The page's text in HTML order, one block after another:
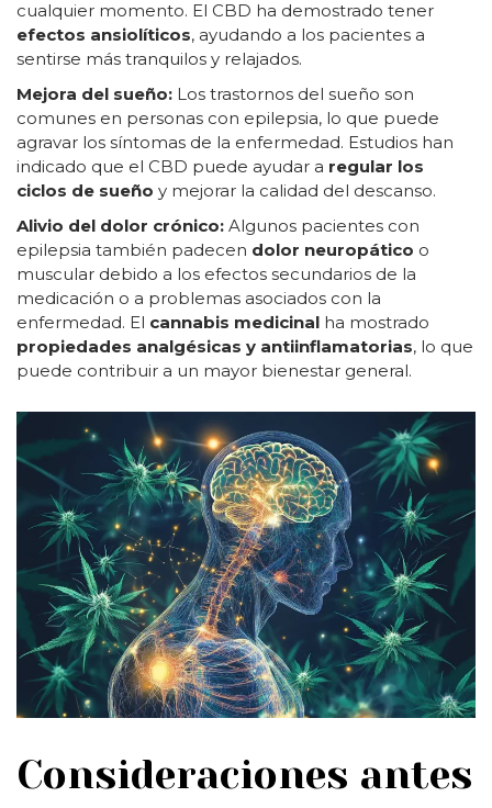
cualquier momento. El CBD ha demostrado tener
efectos ansiolíticos, ayudando a los pacientes a
sentirse más tranquilos y relajados.
Mejora del sueño: Los trastornos del sueño son
comunes en personas con epilepsia, lo que puede
agravar los síntomas de la enfermedad. Estudios han
indicado que el CBD puede ayudar a regular los
ciclos de sueño y mejorar la calidad del descanso.
Alivio del dolor crónico: Algunos pacientes con
epilepsia también padecen dolor neuropático o
muscular debido a los efectos secundarios de la
medicación o a problemas asociados con la
enfermedad. El cannabis medicinal ha mostrado
propiedades analgésicas y antiinflamatorias, lo que
puede contribuir a un mayor bienestar general.
Consideraciones antes